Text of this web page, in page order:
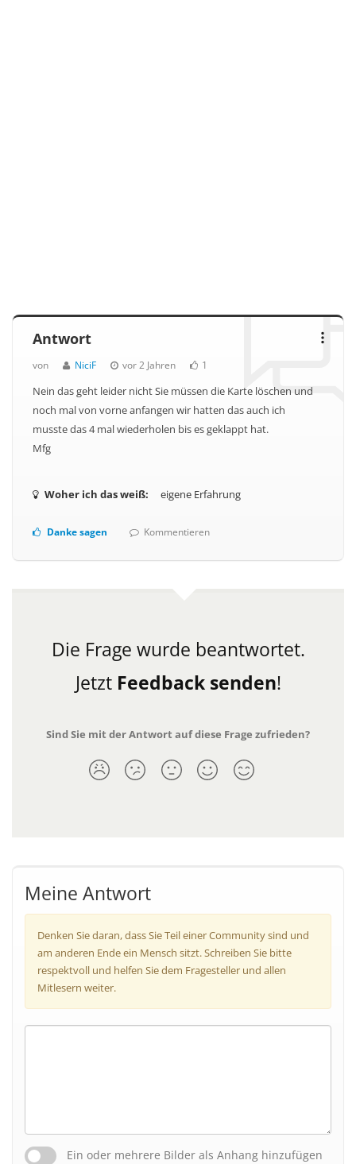
Antwort
von NiciF vor 2 Jahren 1
Nein das geht leider nicht Sie müssen die Karte löschen und
noch mal von vorne anfangen wir hatten das auch ich
musste das 4 mal wiederholen bis es geklappt hat.
Mfg
Woher ich das weiß: eigene Erfahrung
Danke sagen Kommentieren
Die Frage wurde beantwortet.
Jetzt Feedback senden!
Sind Sie mit der Antwort auf diese Frage zufrieden?
Meine Antwort
Denken Sie daran, dass Sie Teil einer Community sind und
am anderen Ende ein Mensch sitzt. Schreiben Sie bitte
respektvoll und helfen Sie dem Fragesteller und allen
Mitlesern weiter.
Ein oder mehrere Bilder als Anhang hinzufügen